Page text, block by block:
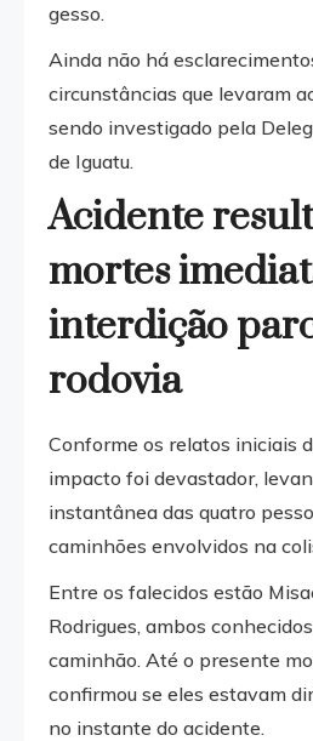
gesso.
Ainda não há
circunstâncias que levaram
sendo investigado pela
de Iguatu.
Acidente
mortes
interdição
rodovia
Conforme os relatos iniciais
impacto foi devastador,
instantânea das quatro
caminhões envolvidos na
Entre os falecidos estão
Rodrigues, ambos
caminhão. Até o presente
confirmou se eles estavam
no instante do acidente.